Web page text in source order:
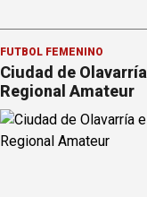
FÚTBOL FEMENINO
Ciudad de
Regional Amateur